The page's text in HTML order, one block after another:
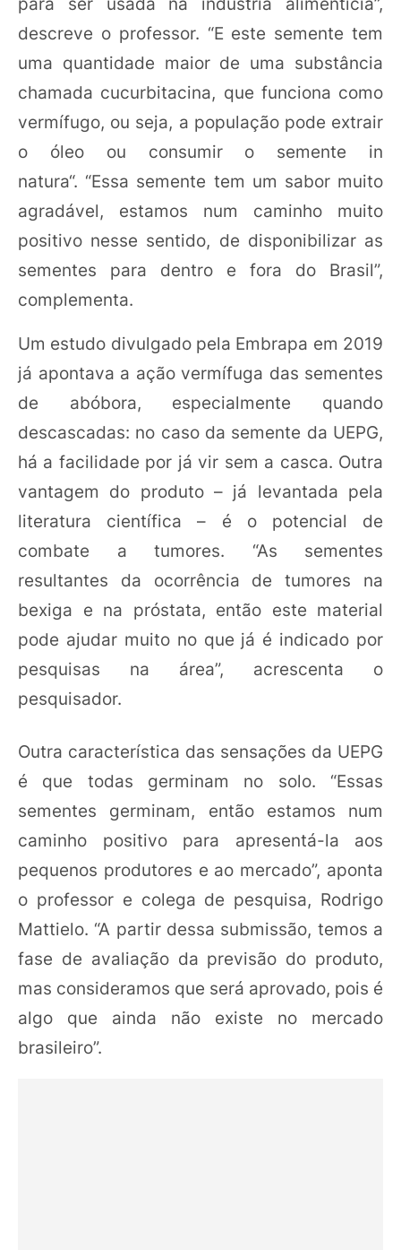
descreve o professor. “E este semente tem
uma quantidade maior de uma substância
chamada cucurbitacina, que funciona como
vermífugo, ou seja, a população pode extrair
o óleo ou consumir o semente in
natura“. “Essa semente tem um sabor muito
agradável, estamos num caminho muito
positivo nesse sentido, de disponibilizar as
sementes para dentro e fora do Brasil”,
complementa.
Um estudo divulgado pela Embrapa em 2019
já apontava a ação vermífuga das sementes
de abóbora, especialmente quando
descascadas: no caso da semente da UEPG,
há a facilidade por já vir sem a casca. Outra
vantagem do produto – já levantada pela
literatura científica – é o potencial de
combate a tumores. “As sementes
resultantes da ocorrência de tumores na
bexiga e na próstata, então este material
pode ajudar muito no que já é indicado por
pesquisas na área”, acrescenta o
pesquisador.
Outra característica das sensações da UEPG
é que todas germinam no solo. “Essas
sementes germinam, então estamos num
caminho positivo para apresentá-la aos
pequenos produtores e ao mercado”, aponta
o professor e colega de pesquisa, Rodrigo
Mattielo. “A partir dessa submissão, temos a
fase de avaliação da previsão do produto,
mas consideramos que será aprovado, pois é
algo que ainda não existe no mercado
brasileiro”.